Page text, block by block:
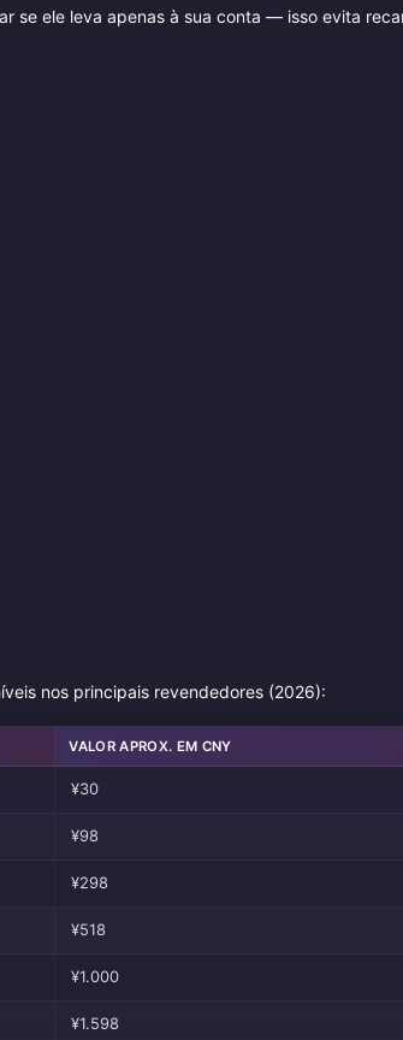
se ele leva apenas à sua conta — isso evita
nos principais revendedores (2026):
VALOR APROX. EM CNY
¥30
¥98
¥298
¥518
¥1.000
¥1.598